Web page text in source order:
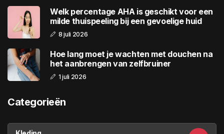
Welk percentage AHA is geschikt voor een
milde thuispeeling bij een gevoelige huid
8 juli 2026
Hoe lang moet je wachten met douchen na
het aanbrengen van zelfbruiner
1 juli 2026
Categorieën